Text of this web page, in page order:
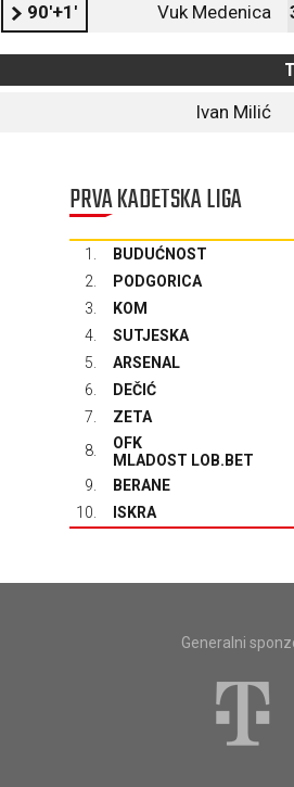
90'+1' Vuk Medenica
Ivan Milić
PRVA KADETSKA LIGA
1. BUDUĆNOST
2.
PODGORICA
3.
KOM
4.
SUTJESKA
5.
ARSENAL
6.
DEČIĆ
7.
ZETA
8.
OFK
MLADOST LOB.BET
9.
BERANE
10.
ISKRA
Generalni